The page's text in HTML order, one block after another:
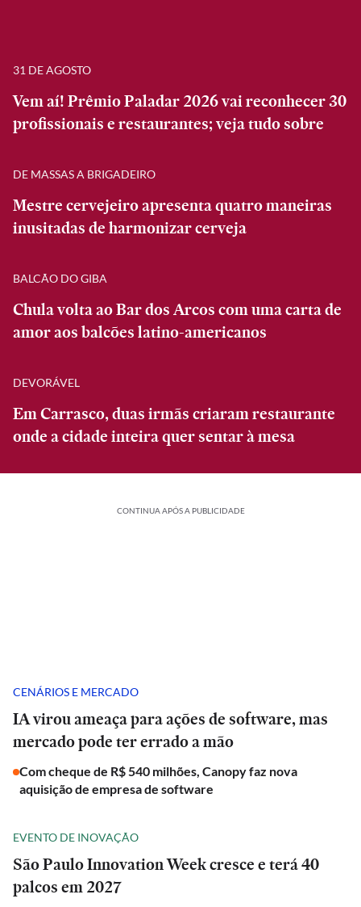
31 DE AGOSTO
Vem aí! Prêmio Paladar 2026 vai reconhecer 30
profissionais e restaurantes; veja tudo sobre
DE MASSAS A BRIGADEIRO
Mestre cervejeiro apresenta quatro maneiras
inusitadas de harmonizar cerveja
BALCÃO DO GIBA
Chula volta ao Bar dos Arcos com uma carta de
amor aos balcões latino-americanos
DEVORÁVEL
Em Carrasco, duas irmãs criaram restaurante
onde a cidade inteira quer sentar à mesa
CONTINUA APÓS A PUBLICIDADE
CENÁRIOS E MERCADO
IA virou ameaça para ações de software, mas
mercado pode ter errado a mão
Com cheque de R$ 540 milhões, Canopy faz nova
aquisição de empresa de software
EVENTO DE INOVAÇÃO
São Paulo Innovation Week cresce e terá 40
palcos em 2027